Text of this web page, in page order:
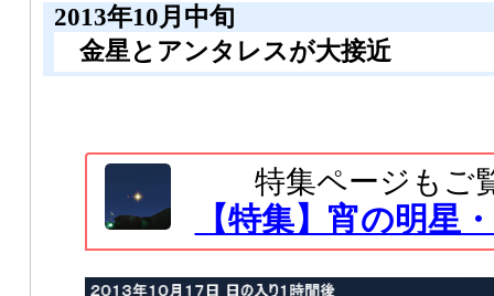
2013年10月中旬
金星とアンタレスが大接近
特集ページもご
【特集】宵の明星